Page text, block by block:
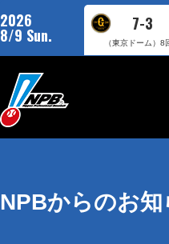
2026
8/9 Sun.
7-3
（東京ドーム） 8
NPBからのお知